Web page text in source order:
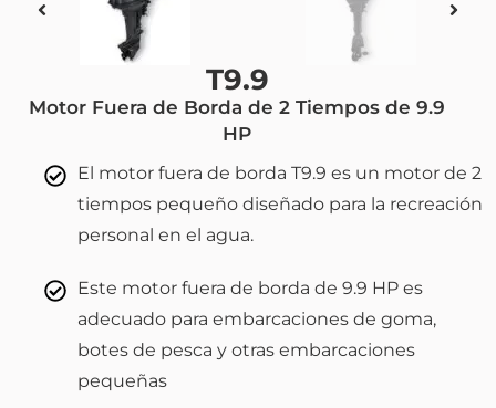
T9.9
Motor Fuera de Borda de 2 Tiempos de 9.9
HP
El motor fuera de borda T9.9 es un motor de 2
tiempos pequeño diseñado para la recreación
personal en el agua.
Este motor fuera de borda de 9.9 HP es
adecuado para embarcaciones de goma,
botes de pesca y otras embarcaciones
pequeñas